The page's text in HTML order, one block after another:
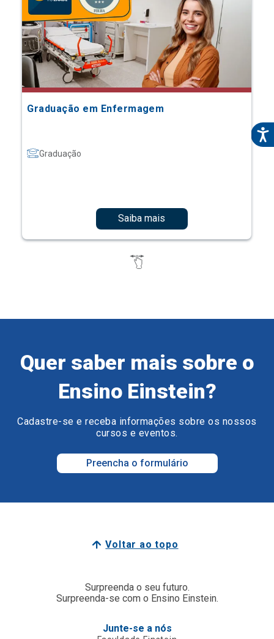
Graduação em Enfermagem
Graduação
Saiba mais
Quer saber mais sobre o
Ensino Einstein?
Cadastre-se e receba informações sobre os nossos
cursos e eventos.
Preencha o formulário
Voltar ao topo
Surpreenda o seu futuro.
Surpreenda-se com o Ensino Einstein.
Junte-se a nós